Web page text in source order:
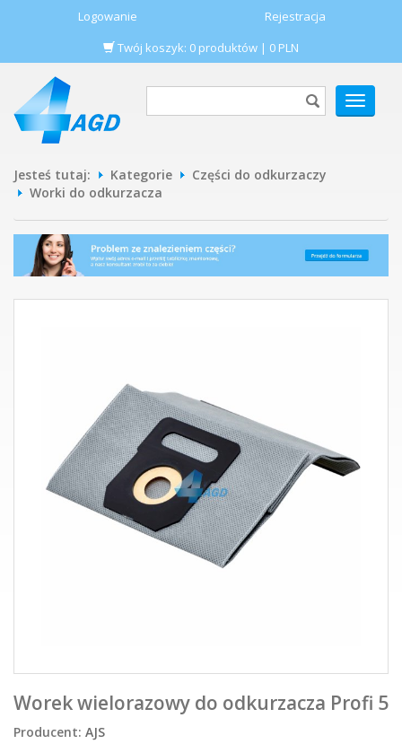
Logowanie
Rejestracja
Twój koszyk: 0 produktów | 0 PLN
POKAŻ
MENU
Jesteś tutaj: Kategorie
Części do odkurzaczy
Worki do odkurzacza
Worek wielorazowy do odkurzacza Profi 5
Producent: AJS